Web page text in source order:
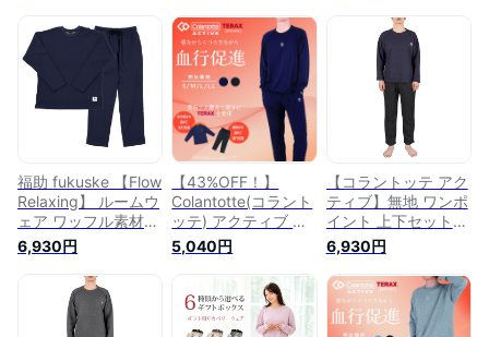
長袖プルオーバー 贈
り物 男性 無地 ワン
ポイント 長袖 10分
丈 ミニ裏毛 (HRT-
6020) 父の日 プレゼ
ント 実用的 ギフト
6020) ルームウェ
ア・パジャマ福助オ
ンラインストア Flow
Relaxing
福助 fukuske 【Flow
Relaxing】 ルームウ
ェア ワッフル素材
無地 ワンポイント
長袖 10分丈 上下セ
6,930円
【43%OFF！】
Colantotte(コラント
ッテ) アクティブ ル
ームウェア ユニセッ
クス 上下セット 長
袖 長ズボン 無地 ワ
ンポイント 十分袖
十分丈 ミニ裏毛 血
5,040円
【コラントッテ アク
ティブ】無地 ワンポ
イント 上下セット
10分袖 10分丈 ルー
ムウェア パジャマ
ダンボール生地 血行
促進 福助 フクスケ
6,930円